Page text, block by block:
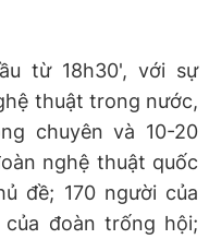
từ 18h30', với sự
thuật trong nước,
chuyên và 10-20
nghệ thuật quốc
đề; 170 người của
đoàn trống hội;